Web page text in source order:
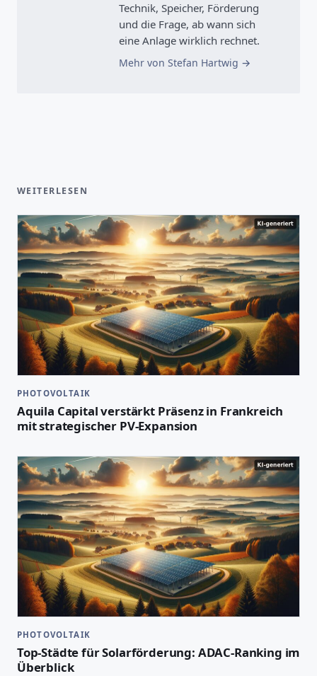
Technik, Speicher, Förderung
und die Frage, ab wann sich
eine Anlage wirklich rechnet.
Mehr von Stefan Hartwig
WEITERLESEN
PHOTOVOLTAIK
Aquila Capital verstärkt Präsenz in Frankreich
mit strategischer PV-Expansion
PHOTOVOLTAIK
Top-Städte für Solarförderung: ADAC-Ranking im
Überblick